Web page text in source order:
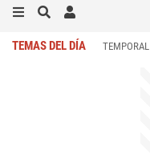
TEMAS DEL DÍA TEMPORAL